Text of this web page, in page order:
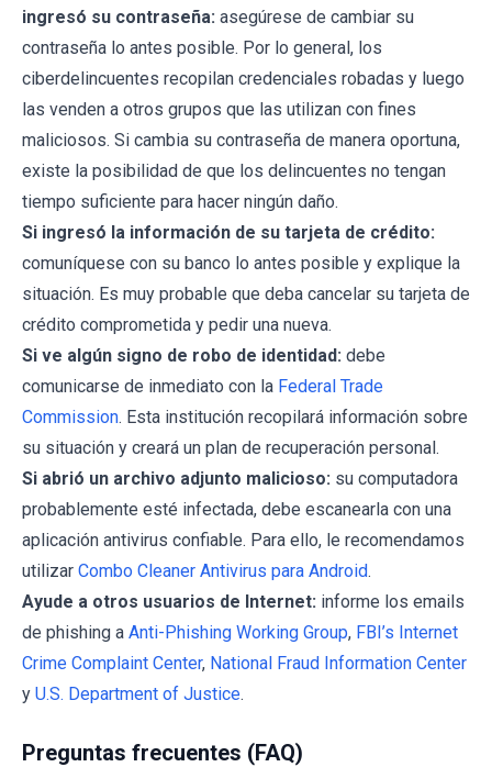
ingresó su contraseña: asegúrese de cambiar su
contraseña lo antes posible. Por lo general, los
ciberdelincuentes recopilan credenciales robadas y luego
las venden a otros grupos que las utilizan con fines
maliciosos. Si cambia su contraseña de manera oportuna,
existe la posibilidad de que los delincuentes no tengan
tiempo suficiente para hacer ningún daño.
Si ingresó la información de su tarjeta de crédito:
comuníquese con su banco lo antes posible y explique la
situación. Es muy probable que deba cancelar su tarjeta de
crédito comprometida y pedir una nueva.
Si ve algún signo de robo de identidad: debe
comunicarse de inmediato con la Federal Trade
Commission. Esta institución recopilará información sobre
su situación y creará un plan de recuperación personal.
Si abrió un archivo adjunto malicioso: su computadora
probablemente esté infectada, debe escanearla con una
aplicación antivirus confiable. Para ello, le recomendamos
utilizar Combo Cleaner Antivirus para Android.
Ayude a otros usuarios de Internet: informe los emails
de phishing a Anti-Phishing Working Group, FBI’s Internet
Crime Complaint Center, National Fraud Information Center
y U.S. Department of Justice.
Preguntas frecuentes (FAQ)